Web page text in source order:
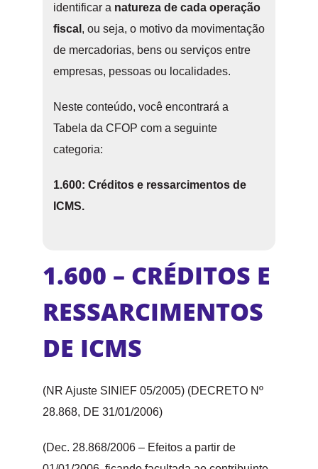
identificar a natureza de cada operação
fiscal , ou seja, o motivo da movimentação
de mercadorias, bens ou serviços entre
empresas, pessoas ou localidades.
Neste conteúdo, você encontrará a
Tabela da CFOP com a seguinte
categoria:
1.600: Créditos e ressarcimentos de
ICMS.
1.600 – CRÉDITOS E
RESSARCIMENTOS
DE ICMS
(NR Ajuste SINIEF 05/2005) (DECRETO Nº
28.868, DE 31/01/2006)
(Dec. 28.868/2006 – Efeitos a partir de